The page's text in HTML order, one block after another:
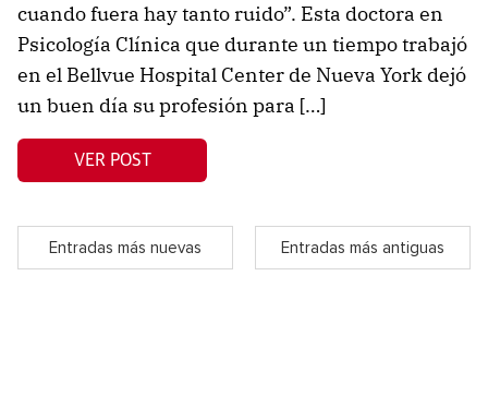
cuando fuera hay tanto ruido”. Esta doctora en
Psicología Clínica que durante un tiempo trabajó
en el Bellvue Hospital Center de Nueva York dejó
un buen día su profesión para […]
VER POST
Entradas más nuevas Entradas más antiguas